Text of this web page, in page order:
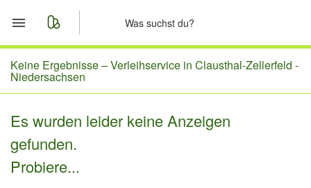
Start
Merkliste
Nachrichten
Anzeige aufgeben
Keine Ergebnisse –Verleihservice in Clausthal-Zellerfeld -
Niedersachsen
Es wurden leider keine Anzeigen
gefunden.
Probiere...